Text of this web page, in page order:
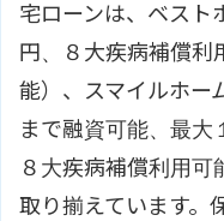
宅ローンは、ベスト
円、８大疾病補償利
能）、スマイルホー
まで融資可能、最大
８大疾病補償利用可
取り揃えています。